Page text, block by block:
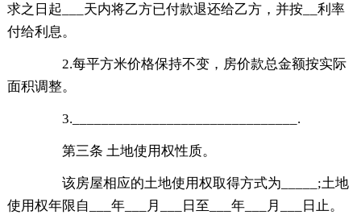
求之日起___天内将乙方已付款退还给乙方，并按__利率
付给利息。
2.每平方米价格保持不变，房价款总金额按实际
面积调整。
3._______________________________.
第三条 土地使用权性质。
该房屋相应的土地使用权取得方式为_____;土地
使用权年限自___年___月___日至___年___月___日止。